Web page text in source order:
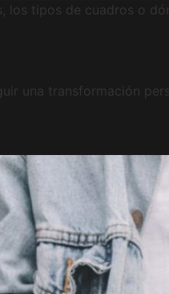
los tipos de cuadros o
una transformación